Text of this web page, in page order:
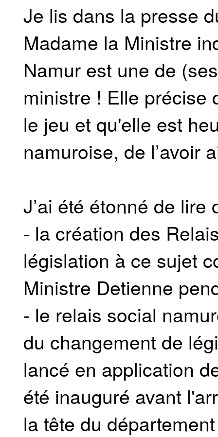
Je lis dans la presse
Madame la Ministre
Namur est une de
ministre ! Elle précise
le jeu et qu'elle est
namuroise, de l’avoir
J’ai été étonné de
- la création des
législation à ce sujet
Ministre Detienne
- le relais social
du changement de
lancé en application
été inauguré avant
la tête du